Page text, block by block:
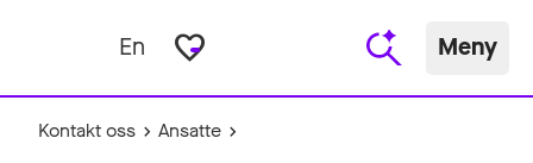
En favorite_border Meny
Kontakt oss Ansatte